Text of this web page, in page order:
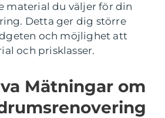
material du väljer för din
Detta ger dig större
och möjlighet att
och prisklasser.
Mätningar om